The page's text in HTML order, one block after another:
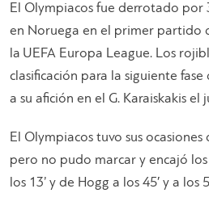
El Olympiacos fue derrotado
en Noruega en el primer partido
la UEFA Europa League. Los
clasificación para la siguiente
a su afición en el G. Karaiskakis el
El Olympiacos tuvo sus
pero no pudo marcar y encajó
los 13’ y de Hogg a los 45′ y a los